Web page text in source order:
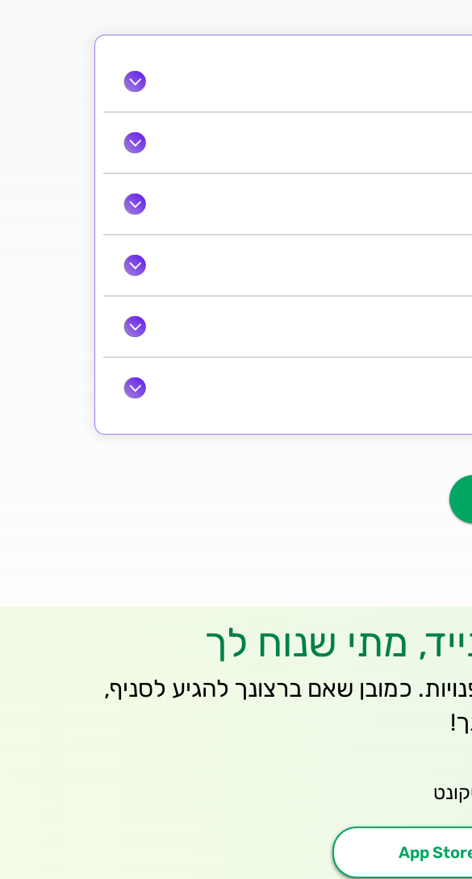
מתי שנוח לך
כמובן שאם ברצונך להגיע לסניף,
App